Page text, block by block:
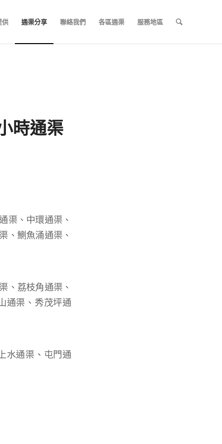
供 通渠分享 聯絡我們 各區通渠 服務地區
時通渠
渠、中環通渠、
、鰂魚涌通渠、
、荔枝角通渠、
通渠、秀茂坪通
水通渠、屯門通